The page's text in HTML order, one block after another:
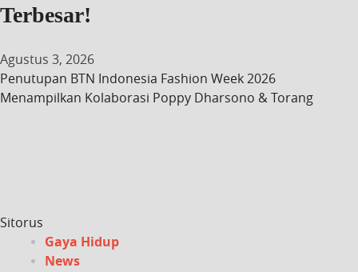
Terbesar!
Agustus 3, 2026
Penutupan BTN Indonesia Fashion Week 2026
Menampilkan Kolaborasi Poppy Dharsono & Torang
Sitorus
Gaya Hidup
News